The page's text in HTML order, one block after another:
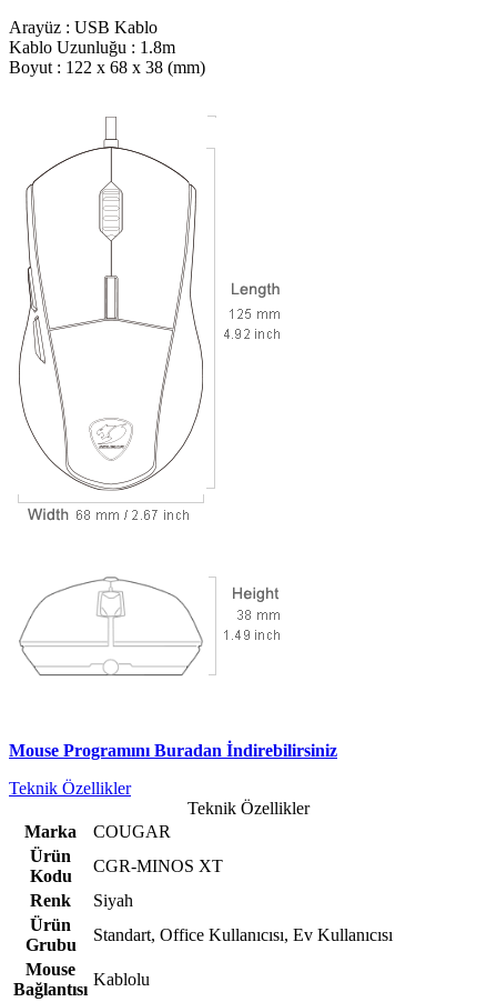
Arayüz : USB Kablo
Kablo Uzunluğu : 1.8m
Boyut : 122 x 68 x 38 (mm)
Mouse Programını Buradan İndirebilirsiniz
Teknik Özellikler
Teknik Özellikler
Marka
COUGAR
Ürün
Kodu
CGR-MINOS XT
Renk
Siyah
Ürün
Grubu
Standart, Office Kullanıcısı, Ev Kullanıcısı
Mouse
Bağlantısı
Kablolu